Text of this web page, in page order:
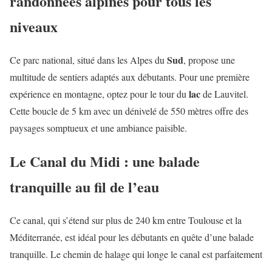
niveaux
Ce parc national, situé dans les Alpes du Sud, propose une
multitude de sentiers adaptés aux débutants. Pour une première
expérience en montagne, optez pour le tour du lacde Lauvitel.
Cette boucle de 5 km avec un dénivelé de 550 mètres offre des
paysages somptueux et une ambiance paisible.
Le Canal du Midi : une balade
tranquille au fil de l’eau
Ce canal, qui s’étend sur plus de 240 km entre Toulouse et la
Méditerranée, est idéal pour les débutants en quête d’une balade
tranquille. Le chemin de halage qui longe le canal est parfaitement